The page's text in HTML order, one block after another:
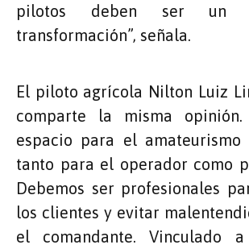
pilotos deben ser un
transformación”, señala.
El piloto agrícola Nilton Luiz
comparte la misma
espacio para el amateurismo
tanto para el operador como
Debemos ser profesionales
los clientes y evitar
el comandante. Vinculado